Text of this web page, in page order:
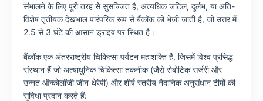
संभालने के लिए पूरी तरह से सुसज्जित है, अत्यधिक जटिल, दुर्लभ, या अति-
विशेष तृतीयक देखभाल पारंपरिक रूप से बैंकॉक को भेजी जाती है, जो उत्तर में
2.5 से 3 घंटे की आसान ड्राइव पर स्थित है।
बैंकॉक एक अंतरराष्ट्रीय चिकित्सा पर्यटन महाशक्ति है, जिसमें विश्व प्रसिद्ध
संस्थान हैं जो अत्याधुनिक चिकित्सा तकनीक (जैसे रोबोटिक सर्जरी और
उन्नत ऑन्कोलॉजी जीन थेरेपी) और शीर्ष स्तरीय नैदानिक अनुसंधान टीमों की
सुविधा प्रदान करते हैं: